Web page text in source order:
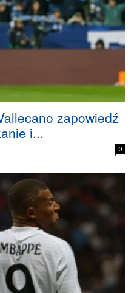
zapowiedź
i...
0